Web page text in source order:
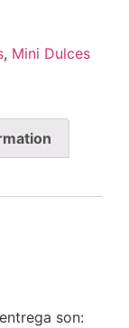
, Mini Dulces
son: